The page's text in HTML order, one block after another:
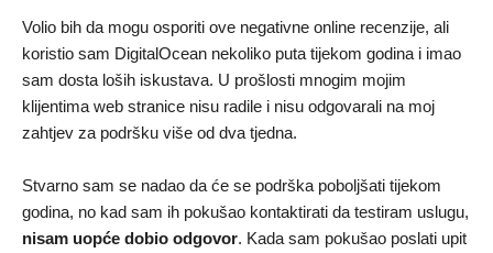
Volio bih da mogu osporiti ove negativne online recenzije, ali
koristio sam DigitalOcean nekoliko puta tijekom godina i imao
sam dosta loših iskustava. U prošlosti mnogim mojim
klijentima web stranice nisu radile i nisu odgovarali na moj
zahtjev za podršku više od dva tjedna.
Stvarno sam se nadao da će se podrška poboljšati tijekom
godina, no kad sam ih pokušao kontaktirati da testiram uslugu,
nisam uopće dobio odgovor. Kada sam pokušao poslati upit